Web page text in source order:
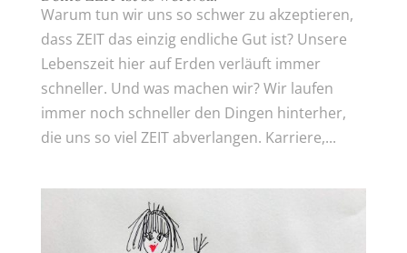
Warum tun wir uns so schwer zu akzeptieren,
dass ZEIT das einzig endliche Gut ist? Unsere
Lebenszeit hier auf Erden verläuft immer
schneller. Und was machen wir? Wir laufen
immer noch schneller den Dingen hinterher,
die uns so viel ZEIT abverlangen. Karriere,...